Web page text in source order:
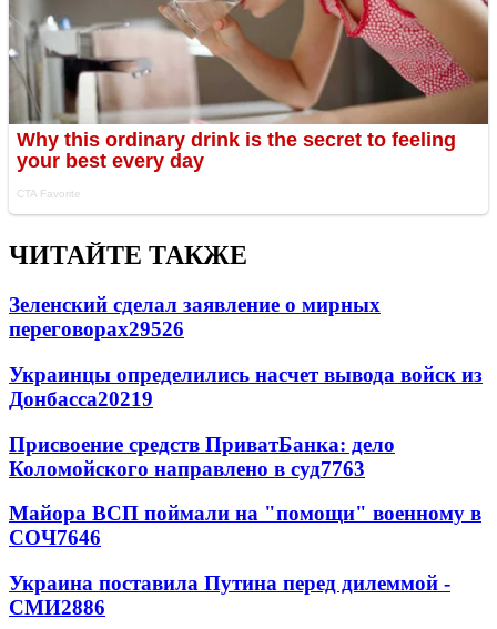
ЧИТАЙТЕ ТАКЖЕ
Зеленский сделал заявление о мирных
переговорах29526
Украинцы определились насчет вывода войск из
Донбасса20219
Присвоение средств ПриватБанка: дело
Коломойского направлено в суд7763
Майора ВСП поймали на "помощи" военному в
СОЧ7646
Украина поставила Путина перед дилеммой -
СМИ2886